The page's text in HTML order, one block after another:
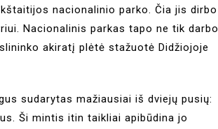
nacionalinio parko. Čia jis dirbo
Nacionalinis parkas tapo ne tik darbo
akiratį plėtė stažuotė Didžiojoje
sudarytas mažiausiai iš dviejų pusių:
Ši mintis itin taikliai apibūdina jo